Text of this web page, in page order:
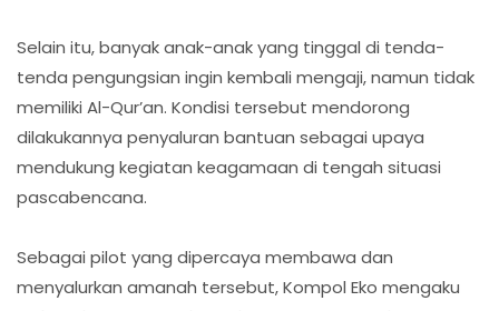
Selain itu, banyak anak-anak yang tinggal di tenda-
tenda pengungsian ingin kembali mengaji, namun tidak
memiliki Al-Qur’an. Kondisi tersebut mendorong
dilakukannya penyaluran bantuan sebagai upaya
mendukung kegiatan keagamaan di tengah situasi
pascabencana.
Sebagai pilot yang dipercaya membawa dan
menyalurkan amanah tersebut, Kompol Eko mengaku